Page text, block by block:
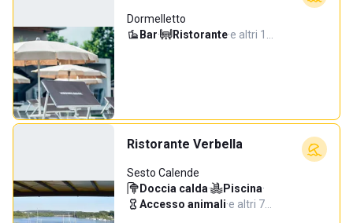
Dormelletto
Bar· Ristorante·e altri 1…
Ristorante Verbella
Sesto Calende
Doccia calda· Piscina·
Accesso animali·e altri 7…